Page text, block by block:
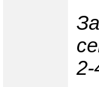
2-